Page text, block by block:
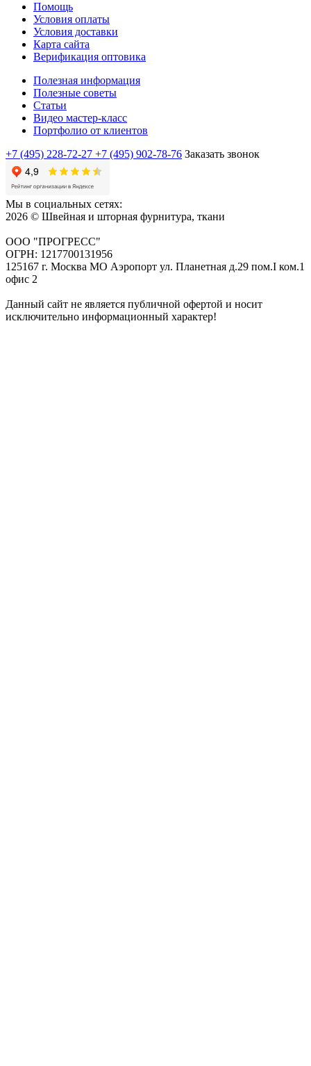
Помощь
Условия оплаты
Условия доставки
Карта сайта
Верификация оптовика
Полезная информация
Полезные советы
Статьи
Видео мастер-класс
Портфолио от клиентов
+7 (495) 228-72-27 +7 (495) 902-78-76 Заказать звонок
Мы в социальных сетях:
2026 © Швейная и шторная фурнитура, ткани
ООО "ПРОГРЕСС"
ОГРН: 1217700131956
125167 г. Москва МО Аэропорт ул. Планетная д.29 пом.I ком.1
офис 2
Данный сайт не является публичной офертой и носит
исключительно информационный характер!